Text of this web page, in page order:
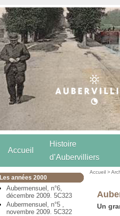
Accueil
Histoire
d’Aubervilliers
Les années 2000
Aubermensuel, n°6,
décembre 2009. 5C323
Aubermensuel, n°5 ,
novembre 2009. 5C322
Accueil >
Un